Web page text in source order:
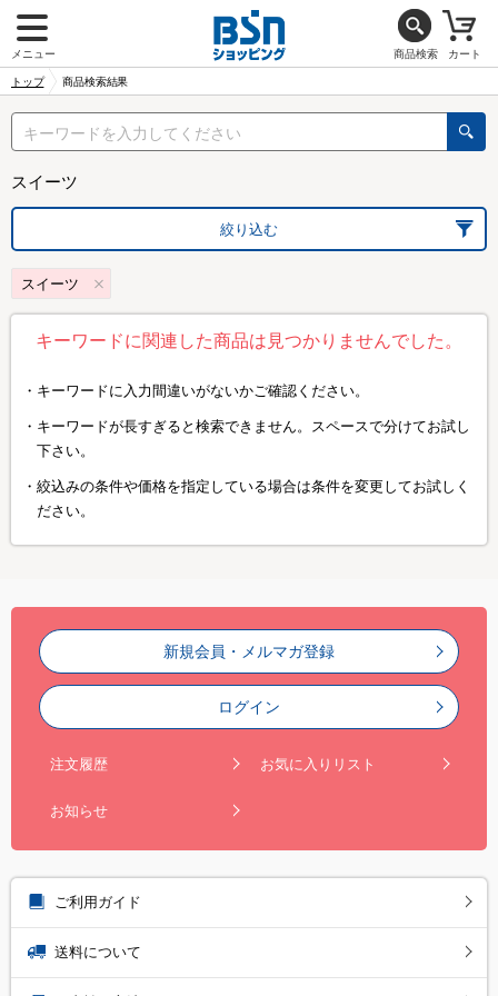
メニュー 商品検索 カート
トップ 商品検索結果
スイーツ
絞り込む
スイーツ
キーワードに関連した商品は見つかりませんでした。
キーワードに入力間違いがないかご確認ください。
キーワードが長すぎると検索できません。スペースで分けてお試し
下さい。
絞込みの条件や価格を指定している場合は条件を変更してお試しく
ださい。
新規会員・メルマガ登録
ログイン
注文履歴 お気に入りリスト
お知らせ
ご利用ガイド
送料について